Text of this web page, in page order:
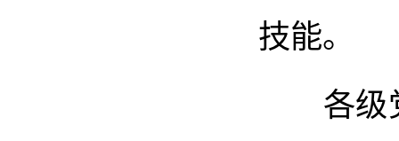
技能。
各级党